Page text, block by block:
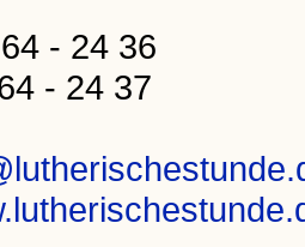
- 24 36
- 24 37